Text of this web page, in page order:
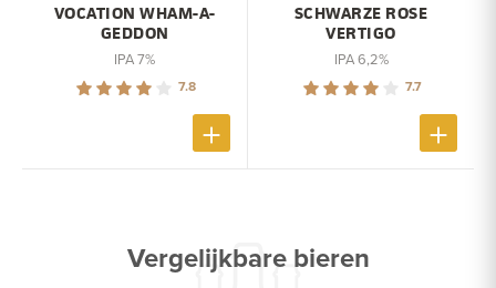
VOCATION WHAM-A-
GEDDON
IPA 7%
7.8
SCHWARZE ROSE
VERTIGO
IPA 6,2%
7.7
Vergelijkbare bieren